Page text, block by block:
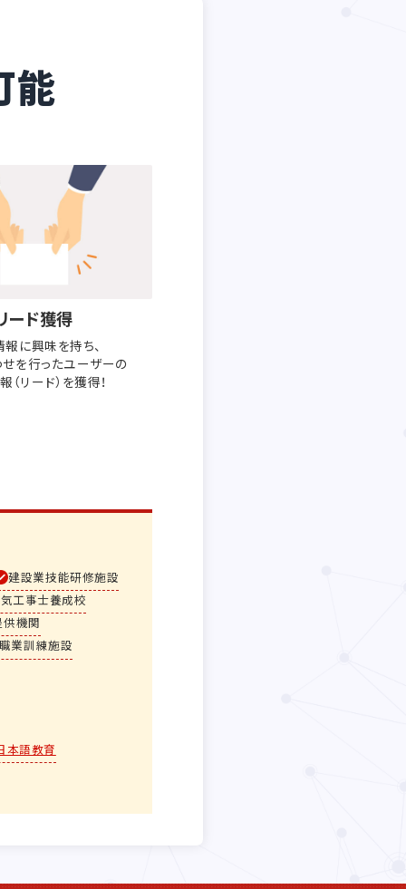
能
ード獲得
に興味を持ち、
を行ったユーザーの
（リード）を獲得！
建設業技能研修施設
工事士養成校
機関
業訓練施設
本語教育